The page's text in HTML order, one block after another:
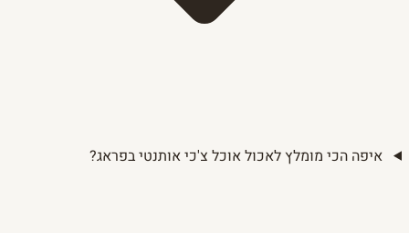
איפה הכי מומלץ לאכול אוכל צ'כי אותנטי בפראג?